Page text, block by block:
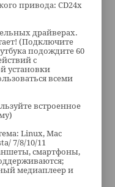
привода: CD24x
драйверах.
(Подключите
подождите 60
с
установки
всеми
встроенное
Linux, Mac
7/8/10/11
смартфоны,
медиаплеер и